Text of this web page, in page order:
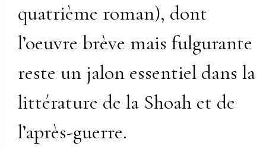
quatrième roman), dont
l’oeuvre brève mais fulgurante
reste un jalon essentiel dans la
littérature de la Shoah et de
l’après-guerre.